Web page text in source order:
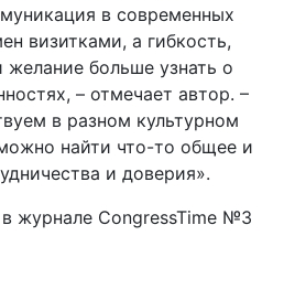
в современных
визитками, а гибкость,
больше узнать о
– отмечает автор. –
в разном культурном
найти что-то общее и
и доверия».
журнале CongressTime №3